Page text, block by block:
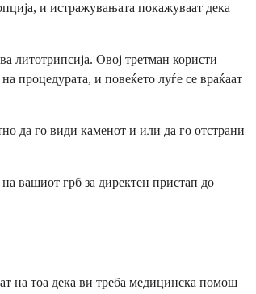
и истражувањата покажуваат дека
литотрипсија. Овој третман користи
процедурата, и повеќето луѓе се враќаат
да го види каменот и или да го отстрани
вашиот грб за директен пристап до
на тоа дека ви треба медицинска помош